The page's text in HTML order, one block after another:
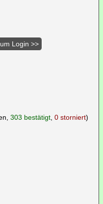
303 bestätigt, 0 storniert)